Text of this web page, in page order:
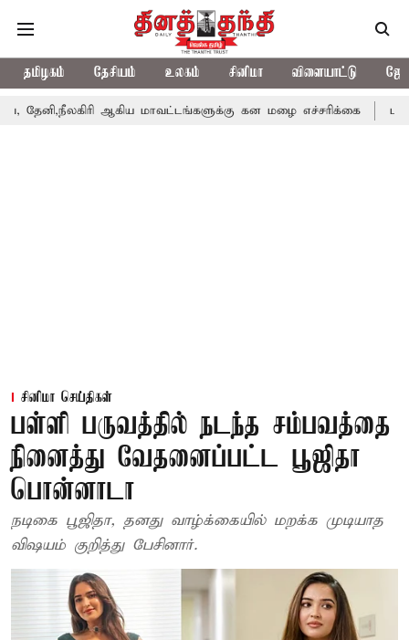
தமிழகம் தேசியம் உலகம் சினிமா விளையாட்டு
ஆகிய மாவட்டங்களுக்கு கன மழை எச்சரிக்கை
சினிமா செய்திகள்
பள்ளி பருவத்தில் நடந்த சம்பவத்தை
நினைத்து வேதனைப்பட்ட பூஜிதா
பொன்னாடா
நடிகை பூஜிதா, தனது வாழ்க்கையில் மறக்க முடியாத
விஷயம் குறித்து பேசினார்.